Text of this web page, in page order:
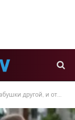
её заставили бояться собственного дома